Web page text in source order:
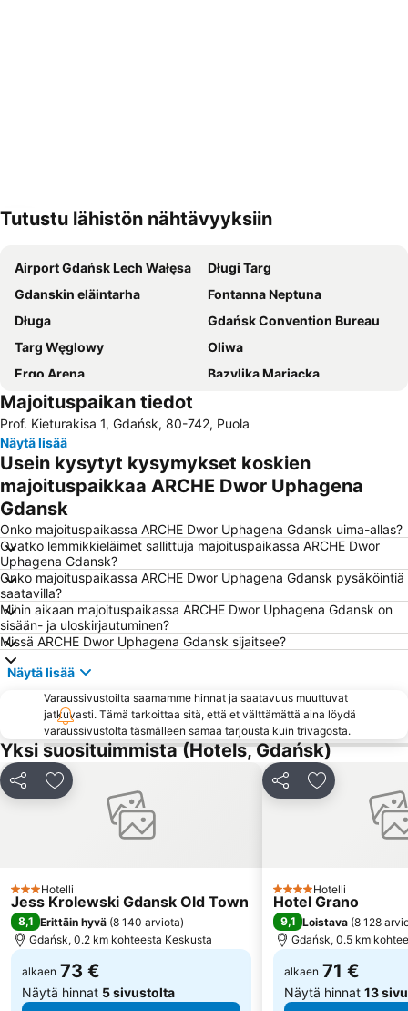
Tutustu lähistön nähtävyyksiin
Airport Gdańsk Lech Wałęsa
Długi Targ
Gdanskin eläintarha
Fontanna Neptuna
Długa
Gdańsk Convention Bureau
Targ Węglowy
Oliwa
Ergo Arena
Bazylika Mariacka
Sopot Południe
Danzigin raatihuone
Sopot Pier
Centrum U7
Mariacka
Wrzeszcz Górny
Heineken Open'er Festival
Dolny Sopot - Centrum
Śródmieście Beach
Letnica
Plaża Jelitkowo
Brzeźno 1
Sopot Lighthouse
Śródmieście
Wyspa Spichrzów
Port of Gdańsk
Jelitkowo
Szeroka
Sopocki Klub Żeglarski Hestia
Bohaterów Monte Cassino
Górny Sopot
Skwer Kościuszki
Sierra Golf Club
Maritime Museum - the Granaries
Śródmieście
Plaża Jurata
Zuraw
Molo Gdansk Brzezno
Brama Złota
Jarmark św Dominika
Majoituspaikan tiedot
Prof. Kieturakisa 1, Gdańsk, 80-742, Puola
Näytä lisää
Usein kysytyt kysymykset koskien
majoituspaikkaa ARCHE Dwor Uphagena
Gdansk
Onko majoituspaikassa ARCHE Dwor Uphagena Gdansk uima-allas?
Ovatko lemmikkieläimet sallittuja majoituspaikassa ARCHE Dwor
Uphagena Gdansk?
Onko majoituspaikassa ARCHE Dwor Uphagena Gdansk pysäköintiä
saatavilla?
Mihin aikaan majoituspaikassa ARCHE Dwor Uphagena Gdansk on
sisään- ja uloskirjautuminen?
Missä ARCHE Dwor Uphagena Gdansk sijaitsee?
Näytä lisää
Varaussivustoilta saamamme hinnat ja saatavuus muuttuvat
jatkuvasti. Tämä tarkoittaa sitä, että et välttämättä aina löydä
varaussivustolta täsmälleen samaa tarjousta kuin trivagosta.
Yksi suosituimmista (Hotels, Gdańsk)
Jaa Lisää suosikkeihin
3 Tähtiluokitus
Hotelli
Jess Krolewski Gdansk Old Town
8,1 Erittäin hyvä (8 140 arviota)
Gdańsk, 0.2 km kohteesta Keskusta
alkaen 73 €
Näytä hinnat 5 sivustolta
Jaa Lisää
4 Tähtiluokitus
Hotelli
Hotel Grano
9,1 Loistava (8 128
Gdańsk, 0.5 km
alkaen 71 €
Näytä hinnat 13